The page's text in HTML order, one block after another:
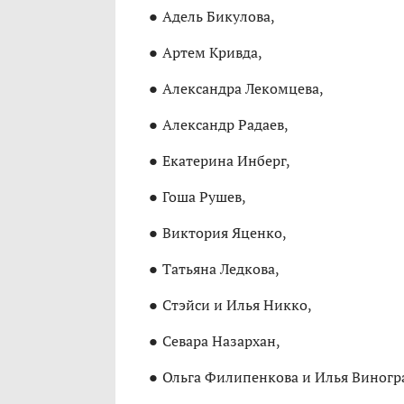
Адель Бикулова,
Артем Кривда,
Александра Лекомцева,
Александр Радаев,
Екатерина Инберг,
Гоша Рушев,
Виктория Яценко,
Татьяна Ледкова,
Стэйси и Илья Никко,
Севара Назархан,
Ольга Филипенкова и Илья